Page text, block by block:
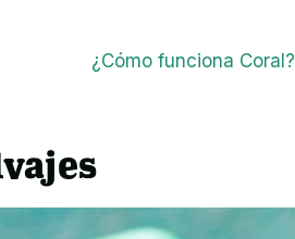
¿Cómo funciona Coral?